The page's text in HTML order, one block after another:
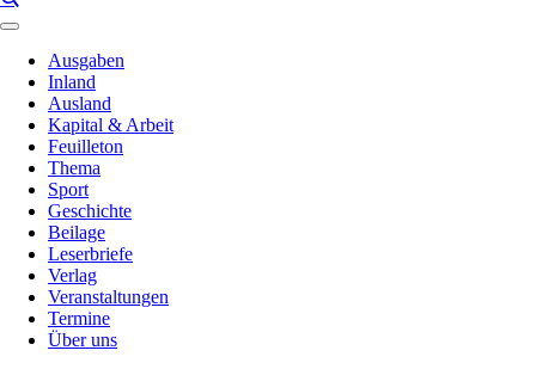
Ausgaben
Inland
Ausland
Kapital & Arbeit
Feuilleton
Thema
Sport
Geschichte
Beilage
Leserbriefe
Verlag
Veranstaltungen
Termine
Über uns